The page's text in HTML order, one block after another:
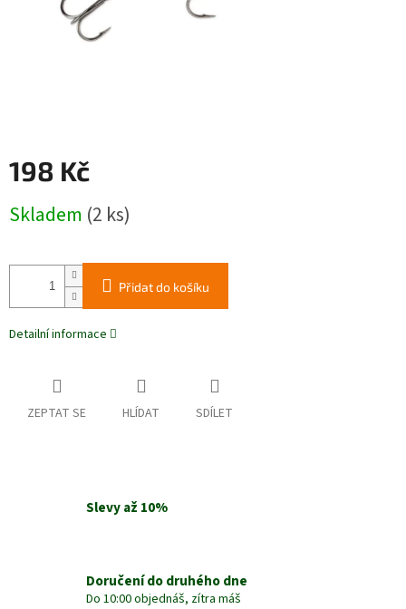
198 Kč
cena:
Skladem (2 ks)
Přidat do košíku
Detailní informace
ZEPTAT SE HLÍDAT SDÍLET
Slevy až 10%
Doručení do druhého dne
Do 10:00 objednáš, zítra máš